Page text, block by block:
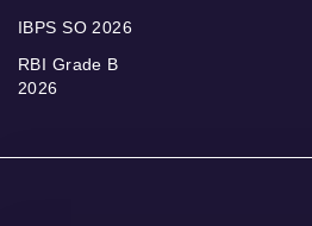
IBPS SO 2026
RBI Grade B
2026